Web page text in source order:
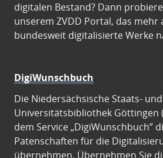
digitalen Bestand? Dann
unserem ZVDD Portal, das mehr
bundesweit digitalisierte Werke
DigiWunschbuch
Die Niedersächsische Staats- und
Universitätsbibliothek Göttingen
dem Service „DigiWunschbuch”
Patenschaften für die
übernehmen. Übernehmen Sie